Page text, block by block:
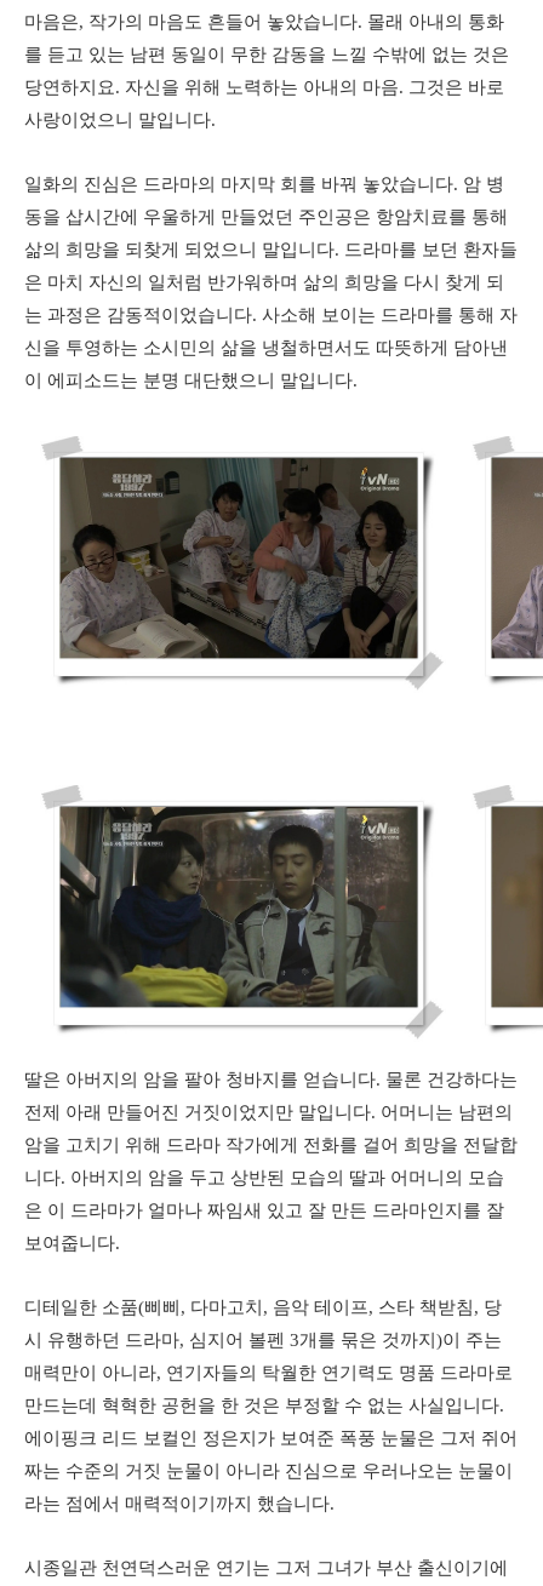
마음은, 작가의 마음도 흔들어 놓았습니다. 몰래 아내의 통화
를 듣고 있는 남편 동일이 무한 감동을 느낄 수밖에 없는 것은
당연하지요. 자신을 위해 노력하는 아내의 마음. 그것은 바로
사랑이었으니 말입니다.
일화의 진심은 드라마의 마지막 회를 바꿔 놓았습니다. 암 병
동을 삽시간에 우울하게 만들었던 주인공은 항암치료를 통해
삶의 희망을 되찾게 되었으니 말입니다. 드라마를 보던 환자들
은 마치 자신의 일처럼 반가워하며 삶의 희망을 다시 찾게 되
는 과정은 감동적이었습니다. 사소해 보이는 드라마를 통해 자
신을 투영하는 소시민의 삶을 냉철하면서도 따뜻하게 담아낸
이 에피소드는 분명 대단했으니 말입니다.
딸은 아버지의 암을 팔아 청바지를 얻습니다. 물론 건강하다는
전제 아래 만들어진 거짓이었지만 말입니다. 어머니는 남편의
암을 고치기 위해 드라마 작가에게 전화를 걸어 희망을 전달합
니다. 아버지의 암을 두고 상반된 모습의 딸과 어머니의 모습
은 이 드라마가 얼마나 짜임새 있고 잘 만든 드라마인지를 잘
보여줍니다.
디테일한 소품(삐삐, 다마고치, 음악 테이프, 스타 책받침, 당
시 유행하던 드라마, 심지어 볼펜 3개를 묶은 것까지)이 주는
매력만이 아니라, 연기자들의 탁월한 연기력도 명품 드라마로
만드는데 혁혁한 공헌을 한 것은 부정할 수 없는 사실입니다.
에이핑크 리드 보컬인 정은지가 보여준 폭풍 눈물은 그저 쥐어
짜는 수준의 거짓 눈물이 아니라 진심으로 우러나오는 눈물이
라는 점에서 매력적이기까지 했습니다.
시종일관 천연덕스러운 연기는 그저 그녀가 부산 출신이기에